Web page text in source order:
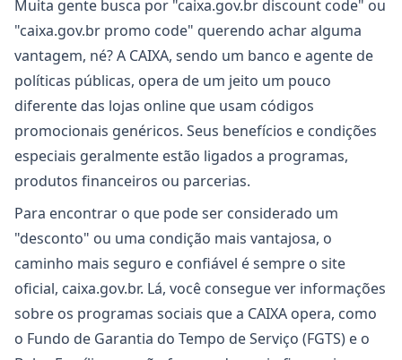
Muita gente busca por "caixa.gov.br discount code" ou
"caixa.gov.br promo code" querendo achar alguma
vantagem, né? A CAIXA, sendo um banco e agente de
políticas públicas, opera de um jeito um pouco
diferente das lojas online que usam códigos
promocionais genéricos. Seus benefícios e condições
especiais geralmente estão ligados a programas,
produtos financeiros ou parcerias.
Para encontrar o que pode ser considerado um
"desconto" ou uma condição mais vantajosa, o
caminho mais seguro e confiável é sempre o site
oficial, caixa.gov.br. Lá, você consegue ver informações
sobre os programas sociais que a CAIXA opera, como
o Fundo de Garantia do Tempo de Serviço (FGTS) e o